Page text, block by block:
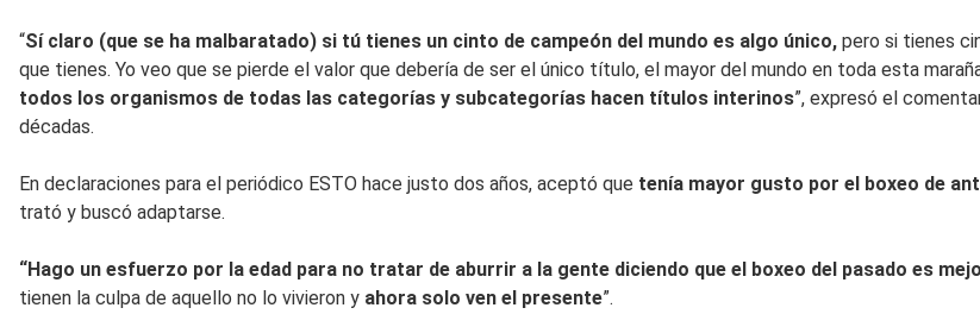
“Sí claro (que se ha malbaratado) si tú tienes un cinto de campeón del mundo es algo único, pero si tienes
que tienes. Yo veo que se pierde el valor que debería de ser el único título, el mayor del mundo en toda esta
todos los organismos de todas las categorías y subcategorías hacen títulos interinos”, expresó el
décadas.
En declaraciones para el periódico ESTO hace justo dos años, aceptó que tenía mayor gusto por el boxeo de
trató y buscó adaptarse.
“Hago un esfuerzo por la edad para no tratar de aburrir a la gente diciendo que el boxeo del pasado es
tienen la culpa de aquello no lo vivieron y ahora solo ven el presente”.